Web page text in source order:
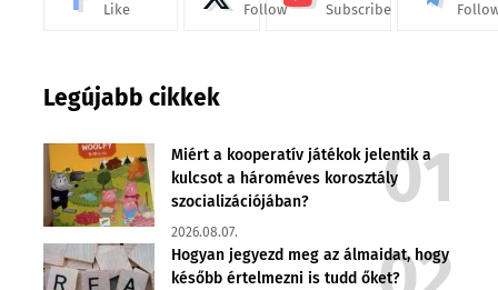
Like Follow Subscribe
Legújabb cikkek
Miért a kooperatív játékok jelentik a
kulcsot a hároméves korosztály
szocializációjában?
2026.08.07.
Hogyan jegyezd meg az álmaidat, hogy
később értelmezni is tudd őket?